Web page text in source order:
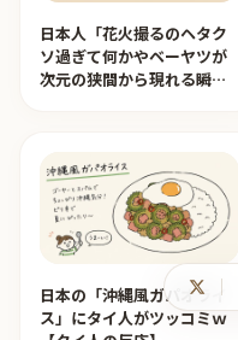
日本人「花火撮るのヘタク
ソ過ぎて何かやベーヤツが
次元の狭間から現れる瞬間
日本の「沖縄風ガパオライ
ス」にタイ人がツッコミｗ